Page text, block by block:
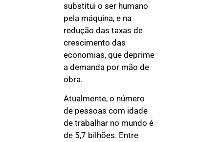
substitui o ser humano
pela máquina, e na
redução das taxas de
crescimento das
economias, que deprime
a demanda por mão de
obra.
Atualmente, o número
de pessoas com idade
de trabalhar no mundo é
de 5,7 bilhões. Entre